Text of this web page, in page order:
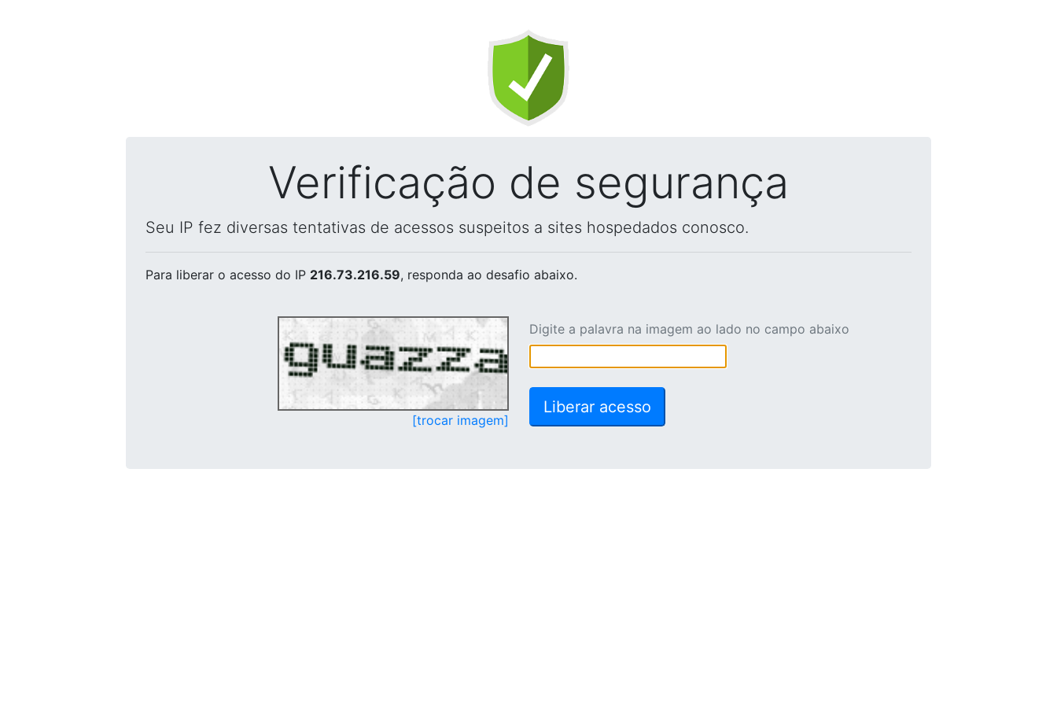
Verificação de segurança
Seu IP fez diversas tentativas de acessos suspeitos a sites hospedados conosco.
Para liberar o acesso do IP 216.73.216.59, responda ao desafio abaixo.
[trocar imagem]
Digite a palavra na imagem ao lado no campo abaixo